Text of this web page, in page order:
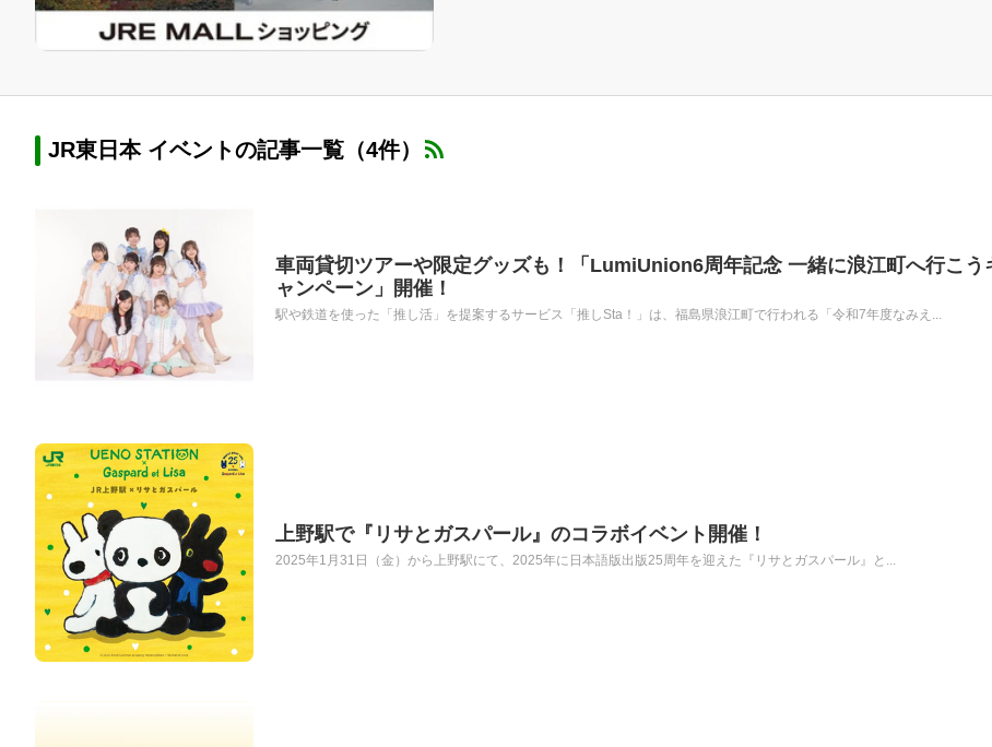
JR東日本 イベントの記事一覧（4件）
車両貸切ツアーや限定グッズも！「LumiUnion6周年記念 一緒に浪江町へ行こう
ャンペーン」開催！
駅や鉄道を使った「推し活」を提案するサービス「推しSta！」は、福島県浪江町で行われる「令和7年度なみえ...
上野駅で『リサとガスパール』のコラボイベント開催！
2025年1月31日（金）から上野駅にて、2025年に日本語版出版25周年を迎えた『リサとガスパール』と...